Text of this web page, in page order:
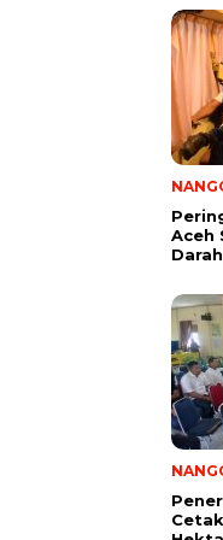
Aceh
Darah